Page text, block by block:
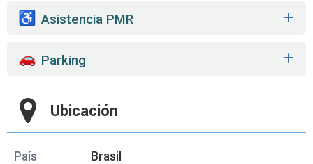
Asistencia PMR
Parking
Ubicación
País
Brasil